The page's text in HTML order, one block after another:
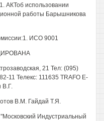
АКТоб использовании
работы Барышникова
ИСО 9001
21 Тел: (095)
11 Телекс: 111635 TRAFO E-
В.Г.
В.М. Гайдай Т.Я.
Индустриальный